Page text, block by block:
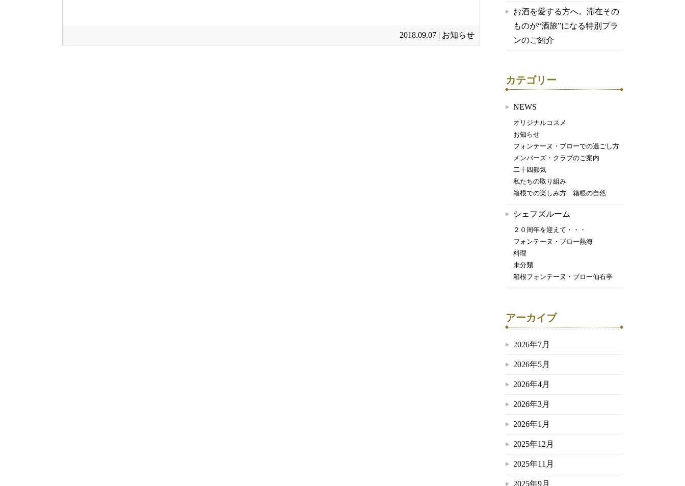
2018.09.07 | お知らせ
お酒を愛する方へ。滞在その
ものが“酒旅”になる特別プラ
ンのご紹介
カテゴリー
NEWS
オリジナルコスメ
お知らせ
フォンテーヌ・ブローでの過ごし方
メンバーズ・クラブのご案内
二十四節気
私たちの取り組み
箱根での楽しみ方 箱根の自然
シェフズルーム
２０周年を迎えて・・・
フォンテーヌ・ブロー熱海
料理
未分類
箱根フォンテーヌ・ブロー仙石亭
アーカイブ
2026年7月
2026年5月
2026年4月
2026年3月
2026年1月
2025年12月
2025年11月
2025年9月